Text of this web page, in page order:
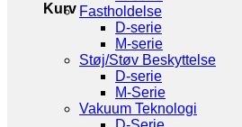
Kurv Fastholdelse
D-serie
M-serie
Støj/Støv Beskyttelse
D-serie
M-Serie
Vakuum Teknologi